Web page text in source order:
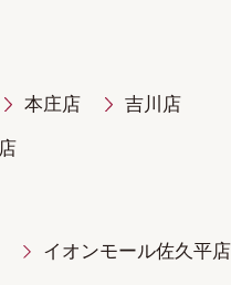
本庄店 吉川店
イオンモール佐久平店